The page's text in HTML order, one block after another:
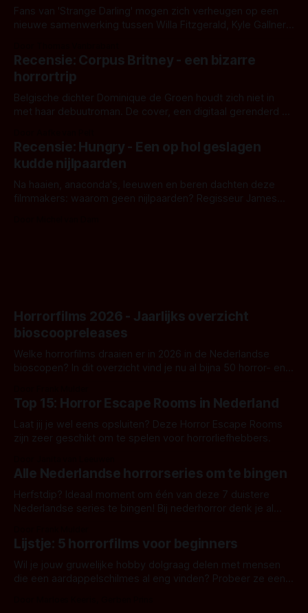
Fans van 'Strange Darling' mogen zich verheugen op een
nieuwe samenwerking tussen Willa Fitzgerald, Kyle Gallner
'Skeletons', een nieuwe creature feature waarvoor de
opnames zijn gestart in Australië.
Recensie: Corpus Britney - een bizarre
horrortrip
Belgische dichter Dominique de Groen houdt zich niet in
met haar debuutroman. De cover, een digitaal gerenderd en
achtergrond, belooft iets kleurrijks maar onheilspellends,
iets ongrijpbaars. En dat maakt De Groen met ieder woord
waar.
Recensie: Hungry - Een op hol geslagen
kudde nijlpaarden
Na haaien, anaconda's, leeuwen en beren dachten deze
filmmakers: waarom geen nijlpaarden? Regisseur James
Horrorfilms 2026 - Jaarlijks overzicht
bioscoopreleases
Welke horrorfilms draaien er in 2026 in de Nederlandse
bioscopen? In dit overzicht vind je nu al bijna 50 horror- en
Top 15: Horror Escape Rooms in Nederland
Laat jij je wel eens opsluiten? Deze Horror Escape Rooms
zijn zeer geschikt om te spelen voor horrorliefhebbers.
Alle Nederlandse horrorseries om te bingen
Herfstdip? Ideaal moment om één van deze 7 duistere
Nederlandse series te bingen! Bij nederhorror denk je al
Amsterdamned of The Johnsons. Maar Nederlandse horror
is niet beperkt tot films. Hier een aantal Nederlandse tv-
series uit het duistere of horrorgenre. Als
Lijstje: 5 horrorfilms voor beginners
Wil je jouw gruwelijke hobby dolgraag delen met mensen
die een aardappelschilmes al eng vinden? Probeer ze eens